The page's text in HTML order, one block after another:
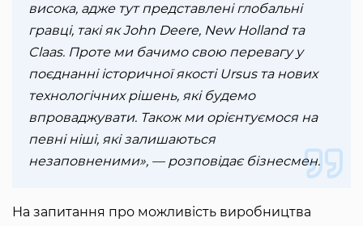
висока, адже тут представлені глобальні
гравці, такі як John Deere, New Holland та
Claas. Проте ми бачимо свою перевагу у
поєднанні історичної якості Ursus та нових
технологічних рішень, які будемо
впроваджувати. Також ми орієнтуємося на
певні ніші, які залишаються
незаповненими», — розповідає бізнесмен.
На запитання про можливість виробництва